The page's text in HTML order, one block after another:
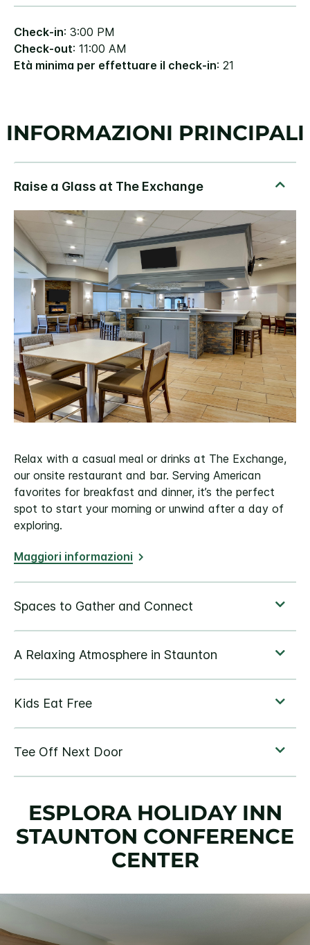
Check-in: 3:00 PM
Check-out: 11:00 AM
Età minima per effettuare il check-in: 21
INFORMAZIONI PRINCIPALI
Relax with a casual meal or drinks at The Exchange,
our onsite restaurant and bar. Serving American
favorites for breakfast and dinner, it’s the perfect
spot to start your morning or unwind after a day of
exploring.
Maggiori informazioni
ESPLORA HOLIDAY INN
STAUNTON CONFERENCE
CENTER